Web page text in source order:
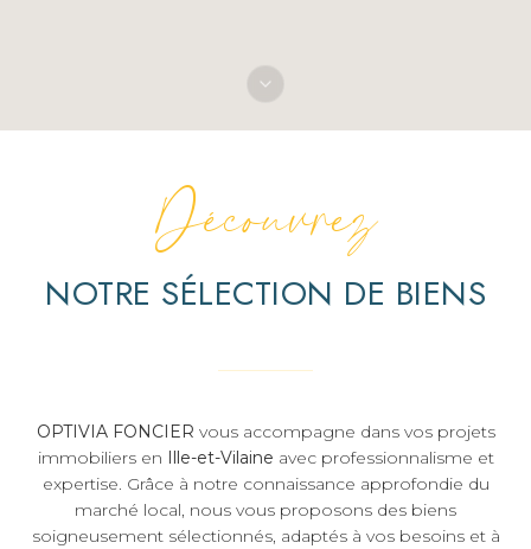
Découvrez
NOTRE SÉLECTION DE BIENS
OPTIVIA FONCIER vous accompagne dans vos projets
immobiliers en Ille-et-Vilaine avec professionnalisme et
expertise. Grâce à notre connaissance approfondie du
marché local, nous vous proposons des biens
soigneusement sélectionnés, adaptés à vos besoins et à